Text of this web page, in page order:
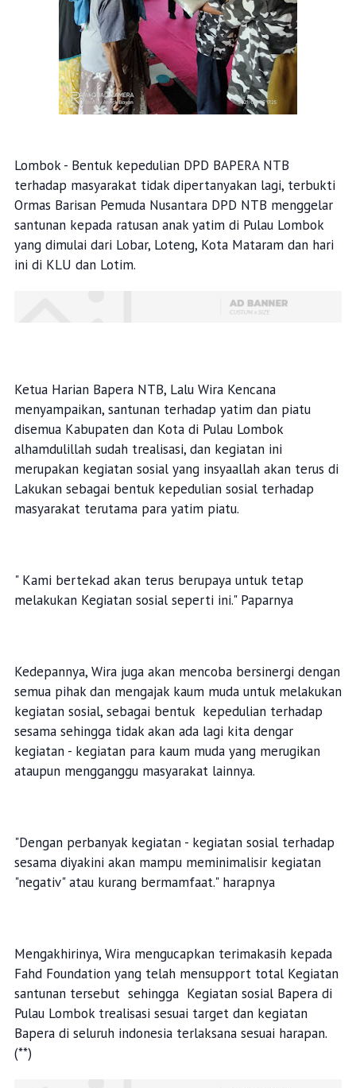
Lombok - Bentuk kepedulian DPD BAPERA NTB
terhadap masyarakat tidak dipertanyakan lagi, terbukti
Ormas Barisan Pemuda Nusantara DPD NTB menggelar
santunan kepada ratusan anak yatim di Pulau Lombok
yang dimulai dari Lobar, Loteng, Kota Mataram dan hari
ini di KLU dan Lotim.
Ketua Harian Bapera NTB, Lalu Wira Kencana
menyampaikan, santunan terhadap yatim dan piatu
disemua Kabupaten dan Kota di Pulau Lombok
alhamdulillah sudah trealisasi, dan kegiatan ini
merupakan kegiatan sosial yang insyaallah akan terus di
Lakukan sebagai bentuk kepedulian sosial terhadap
masyarakat terutama para yatim piatu.
" Kami bertekad akan terus berupaya untuk tetap
melakukan Kegiatan sosial seperti ini." Paparnya
Kedepannya, Wira juga akan mencoba bersinergi dengan
semua pihak dan mengajak kaum muda untuk melakukan
kegiatan sosial, sebagai bentuk kepedulian terhadap
sesama sehingga tidak akan ada lagi kita dengar
kegiatan - kegiatan para kaum muda yang merugikan
ataupun mengganggu masyarakat lainnya.
"Dengan perbanyak kegiatan - kegiatan sosial terhadap
sesama diyakini akan mampu meminimalisir kegiatan
"negativ" atau kurang bermamfaat." harapnya
Mengakhirinya, Wira mengucapkan terimakasih kepada
Fahd Foundation yang telah mensupport total Kegiatan
santunan tersebut sehingga Kegiatan sosial Bapera di
Pulau Lombok trealisasi sesuai target dan kegiatan
Bapera di seluruh indonesia terlaksana sesuai harapan.
(**)